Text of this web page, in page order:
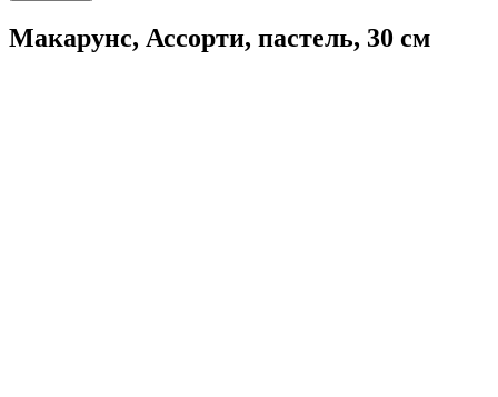
Макарунс, Ассорти, пастель, 30 см